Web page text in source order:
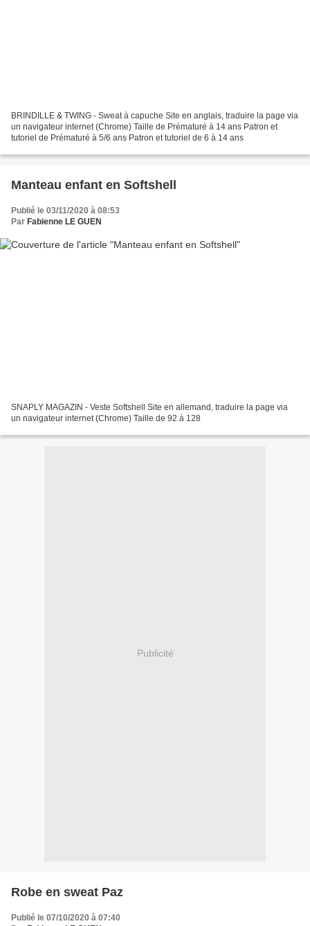
BRINDILLE & TWING - Sweat à capuche Site en anglais, traduire la page via
un navigateur internet (Chrome) Taille de Prématuré à 14 ans Patron et
tutoriel de Prématuré à 5/6 ans Patron et tutoriel de 6 à 14 ans
Manteau enfant en Softshell
Publié le 03/11/2020 à 08:53
Par Fabienne LE GUEN
SNAPLY MAGAZIN - Veste Softshell Site en allemand, traduire la page via
un navigateur internet (Chrome) Taille de 92 à 128
Publicité
Robe en sweat Paz
Publié le 07/10/2020 à 07:40